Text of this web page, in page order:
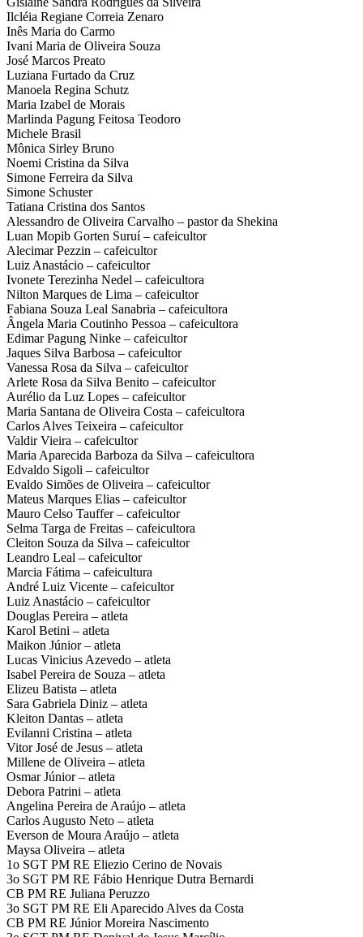
Ilcléia Regiane Correia Zenaro
Inês Maria do Carmo
Ivani Maria de Oliveira Souza
José Marcos Preato
Luziana Furtado da Cruz
Manoela Regina Schutz
Maria Izabel de Morais
Marlinda Pagung Feitosa Teodoro
Michele Brasil
Mônica Sirley Bruno
Noemi Cristina da Silva
Simone Ferreira da Silva
Simone Schuster
Tatiana Cristina dos Santos
Alessandro de Oliveira Carvalho – pastor da Shekina
Luan Mopib Gorten Suruí – cafeicultor
Alecimar Pezzin – cafeicultor
Luiz Anastácio – cafeicultor
Ivonete Terezinha Nedel – cafeicultora
Nilton Marques de Lima – cafeicultor
Fabiana Souza Leal Sanabria – cafeicultora
Ângela Maria Coutinho Pessoa – cafeicultora
Edimar Pagung Ninke – cafeicultor
Jaques Silva Barbosa – cafeicultor
Vanessa Rosa da Silva – cafeicultor
Arlete Rosa da Silva Benito – cafeicultor
Aurélio da Luz Lopes – cafeicultor
Maria Santana de Oliveira Costa – cafeicultora
Carlos Alves Teixeira – cafeicultor
Valdir Vieira – cafeicultor
Maria Aparecida Barboza da Silva – cafeicultora
Edvaldo Sigoli – cafeicultor
Evaldo Simões de Oliveira – cafeicultor
Mateus Marques Elias – cafeicultor
Mauro Celso Tauffer – cafeicultor
Selma Targa de Freitas – cafeicultora
Cleiton Souza da Silva – cafeicultor
Leandro Leal – cafeicultor
Marcia Fátima – cafeicultura
André Luiz Vicente – cafeicultor
Luiz Anastácio – cafeicultor
Douglas Pereira – atleta
Karol Betini – atleta
Maikon Júnior – atleta
Lucas Vinicius Azevedo – atleta
Isabel Pereira de Souza – atleta
Elizeu Batista – atleta
Sara Gabriela Diniz – atleta
Kleiton Dantas – atleta
Evilanni Cristina – atleta
Vitor José de Jesus – atleta
Millene de Oliveira – atleta
Osmar Júnior – atleta
Debora Patrini – atleta
Angelina Pereira de Araújo – atleta
Carlos Augusto Neto – atleta
Everson de Moura Araújo – atleta
Maysa Oliveira – atleta
1o SGT PM RE Eliezio Cerino de Novais
3o SGT PM RE Fábio Henrique Dutra Bernardi
CB PM RE Juliana Peruzzo
3o SGT PM RE Eli Aparecido Alves da Costa
CB PM RE Júnior Moreira Nascimento